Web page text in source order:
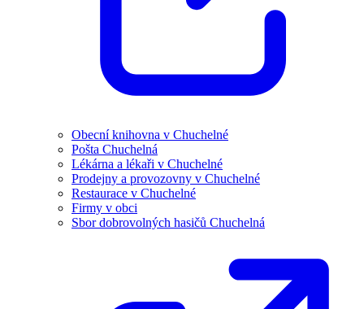
Obecní knihovna v Chuchelné
Pošta Chuchelná
Lékárna a lékaři v Chuchelné
Prodejny a provozovny v Chuchelné
Restaurace v Chuchelné
Firmy v obci
Sbor dobrovolných hasičů Chuchelná